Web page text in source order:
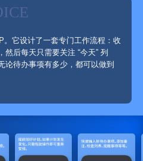
它设计了一套专门工作流程：收
后每天只需要关注 “今天” 列
论待办事项有多少，都可以做到